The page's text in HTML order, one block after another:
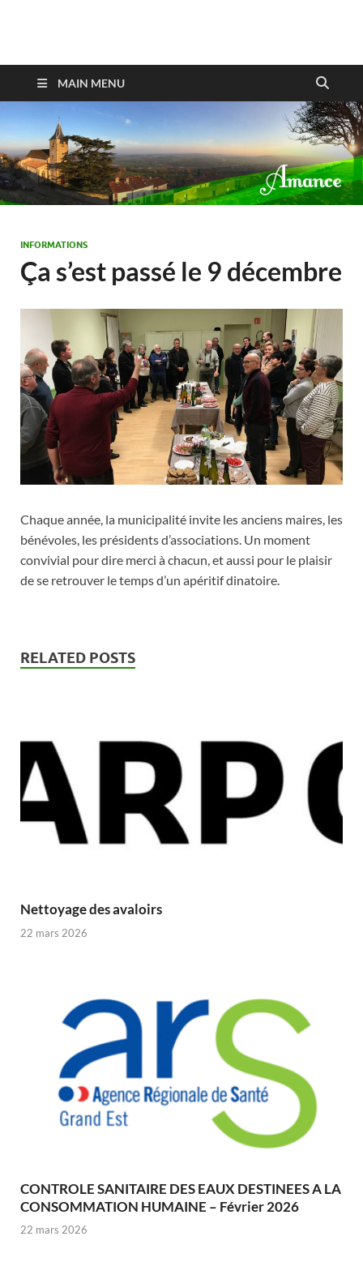
Amance
MAIN MENU
INFORMATIONS
Ça s’est passé le 9 décembre
Chaque année, la municipalité invite les anciens maires, les
bénévoles, les présidents d’associations. Un moment
convivial pour dire merci à chacun, et aussi pour le plaisir
de se retrouver le temps d’un apéritif dinatoire.
RELATED POSTS
Nettoyage des avaloirs
22 mars 2026
CONTROLE SANITAIRE DES EAUX DESTINEES A LA
CONSOMMATION HUMAINE – Février 2026
22 mars 2026